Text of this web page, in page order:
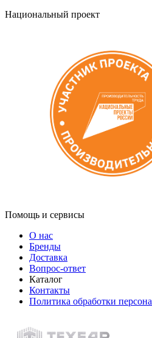
Национальный проект
Помощь и сервисы
О нас
Бренды
Доставка
Вопрос-ответ
Каталог
Контакты
Политика обработки